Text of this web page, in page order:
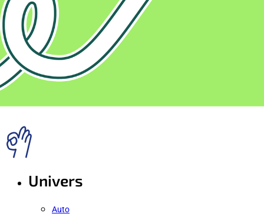
Univers
Auto